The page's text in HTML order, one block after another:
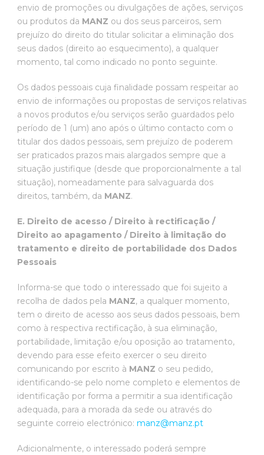
envio de promoções ou divulgações de ações, serviços
ou produtos da MANZ ou dos seus parceiros, sem
prejuízo do direito do titular solicitar a eliminação dos
seus dados (direito ao esquecimento), a qualquer
momento, tal como indicado no ponto seguinte.
Os dados pessoais cuja finalidade possam respeitar ao
envio de informações ou propostas de serviços relativas
a novos produtos e/ou serviços serão guardados pelo
período de 1 (um) ano após o último contacto com o
titular dos dados pessoais, sem prejuízo de poderem
ser praticados prazos mais alargados sempre que a
situação justifique (desde que proporcionalmente a tal
situação), nomeadamente para salvaguarda dos
direitos, também, da MANZ.
E. Direito de acesso / Direito à rectificação /
Direito ao apagamento / Direito à limitação do
tratamento e direito de portabilidade dos Dados
Pessoais
Informa-se que todo o interessado que foi sujeito a
recolha de dados pela MANZ, a qualquer momento,
tem o direito de acesso aos seus dados pessoais, bem
como à respectiva rectificação, à sua eliminação,
portabilidade, limitação e/ou oposição ao tratamento,
devendo para esse efeito exercer o seu direito
comunicando por escrito à MANZ o seu pedido,
identificando-se pelo nome completo e elementos de
identificação por forma a permitir a sua identificação
adequada, para a morada da sede ou através do
seguinte correio electrónico: manz@manz.pt
Adicionalmente, o interessado poderá sempre